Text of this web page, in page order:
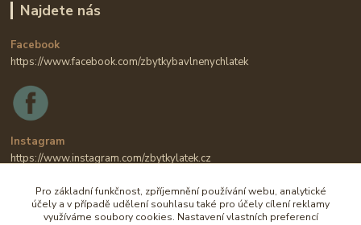
Najdete nás
Facebook
https://www.facebook.com/zbytkybavlnenychlatek
Instagram
https://www.instagram.com/zbytkylatek.cz
Pro základní funkčnost, zpříjemnění používání webu, analytické
účely a v případě udělení souhlasu také pro účely cílení reklamy
využíváme soubory cookies. Nastavení vlastních preferencí